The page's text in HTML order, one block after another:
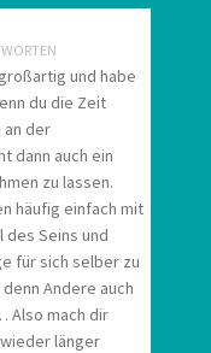
und habe
du die Zeit
an der
dann auch ein
zu lassen.
häufig einfach mit
Seins und
für sich selber zu
Andere auch
Also mach dir
länger